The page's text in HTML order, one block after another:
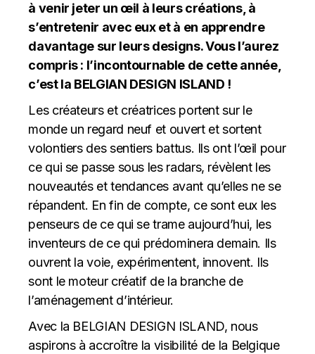
à venir jeter un œil à leurs créations, à
s’entretenir avec eux et à en apprendre
davantage sur leurs designs. Vous l’aurez
compris : l’incontournable de cette année,
c’est la BELGIAN DESIGN ISLAND !
Les créateurs et créatrices portent sur le
monde un regard neuf et ouvert et sortent
volontiers des sentiers battus. Ils ont l’œil pour
ce qui se passe sous les radars, révèlent les
nouveautés et tendances avant qu’elles ne se
répandent. En fin de compte, ce sont eux les
penseurs de ce qui se trame aujourd’hui, les
inventeurs de ce qui prédominera demain. Ils
ouvrent la voie, expérimentent, innovent. Ils
sont le moteur créatif de la branche de
l’aménagement d’intérieur.
Avec la BELGIAN DESIGN ISLAND, nous
aspirons à accroître la visibilité de la Belgique